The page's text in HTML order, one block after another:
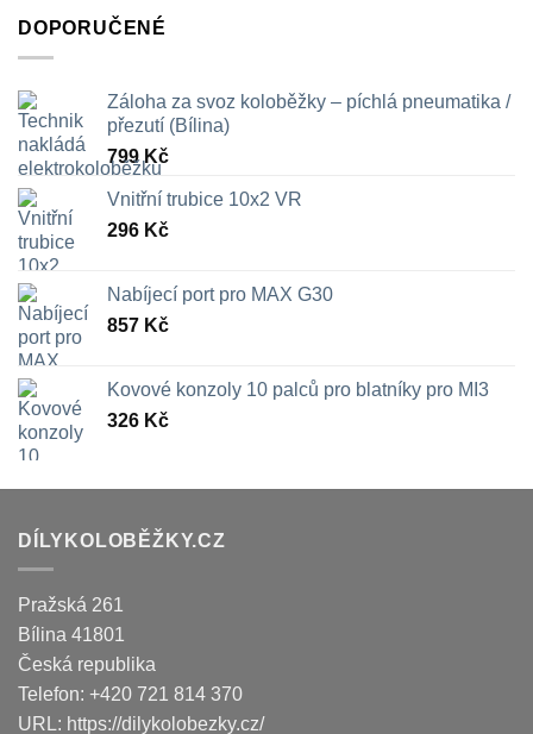
DOPORUČENÉ
Záloha za svoz koloběžky – píchlá pneumatika /
přezutí (Bílina)
799Kč
Vnitřní trubice 10x2 VR
296 Kč
Nabíjecí port pro MAX G30
857 Kč
Kovové konzoly 10 palců pro blatníky pro MI3
326 Kč
DÍLYKOLOBĚŽKY.CZ
Pražská 261
Bílina 41801
Česká republika
Telefon: +420 721 814 370
URL: https://dilykolobezky.cz/